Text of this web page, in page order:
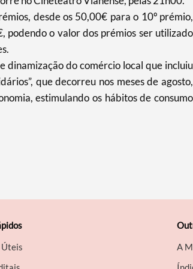
desde os 50,00€ para o 10º prémio,
podendo o valor dos prémios ser utilizado
dinamização do comércio local que incluiu
que decorreu nos meses de agosto,
estimulando os hábitos de consumo
A